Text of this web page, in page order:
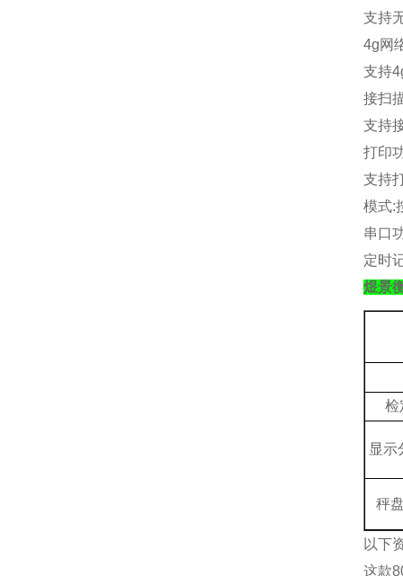
支持
4g网
支持
接扫
支持
打印
支持
模式:
串口
定时
煜景
检
显示
秤
以下
这款